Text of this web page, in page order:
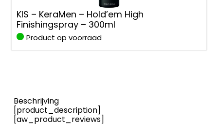
KIS – KeraMen – Hold’em High
Finishingspray – 300ml
Product op voorraad
Beschrijving
[product_description]
[aw_product_reviews]